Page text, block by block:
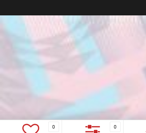
0 0